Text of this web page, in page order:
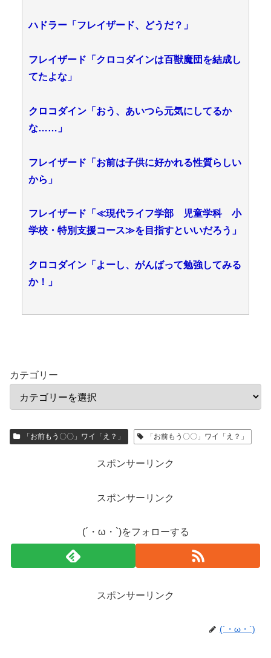
ハドラー「フレイザード、どうだ？」
フレイザード「クロコダインは百獣魔団を結成し
てたよな」
クロコダイン「おう、あいつら元気にしてるか
な……」
フレイザード「お前は子供に好かれる性質らしい
から」
フレイザード「≪現代ライフ学部 児童学科 小
学校・特別支援コース≫を目指すといいだろう」
クロコダイン「よーし、がんばって勉強してみる
か！」
カテゴリー
「お前もう〇〇」ワイ「え？」 「お前もう〇〇」ワイ「え？」
スポンサーリンク
スポンサーリンク
(´・ω・`)をフォローする
スポンサーリンク
(´・ω・`)